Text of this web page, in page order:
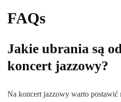
FAQs
Jakie ubrania są
koncert jazzowy?
Na koncert jazzowy warto postawić